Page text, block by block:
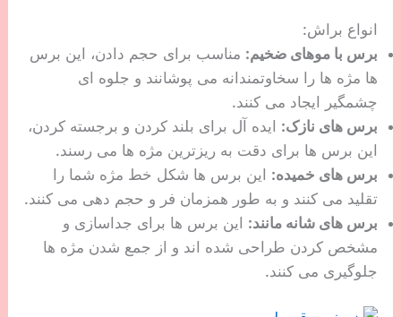
انواع براش:
برس با موهای ضخیم: مناسب برای حجم دادن، این برس
ها مژه ها را سخاوتمندانه می پوشانند و جلوه ای
چشمگیر ایجاد می کنند.
برس های نازک: ایده آل برای بلند کردن و برجسته کردن،
این برس ها برای دقت به ریزترین مژه ها می رسند.
برس های خمیده: این برس ها شکل خط مژه شما را
تقلید می کنند و به طور همزمان فر و حجم دهی می کنند.
برس های شانه مانند: این برس ها برای جداسازی و
مشخص کردن طراحی شده اند و از جمع شدن مژه ها
جلوگیری می کنند.